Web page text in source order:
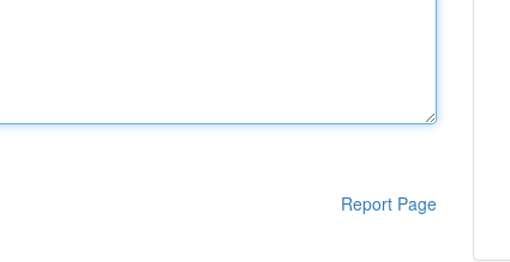
Report Page